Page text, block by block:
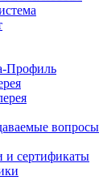
Профиль
вопросы
и сертификаты